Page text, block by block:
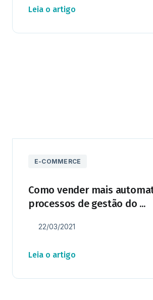
Leia o artigo
E-COMMERCE
Como vender mais
processos de gestão do ...
22/03/2021
Leia o artigo